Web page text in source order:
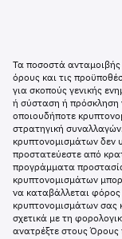
Τα ποσοστά
όρους και τις
για σκοπούς γενικής
ή σύσταση ή πρόσκληση
οποιουδήποτε
στρατηγική
κρυπτονομισμάτων δεν
προστατεύεστε από
προγράμματα
κρυπτονομισμάτων
να καταβάλλεται
κρυπτονομισμάτων σας
σχετικά με τη
ανατρέξτε στους